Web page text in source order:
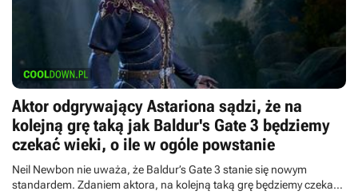
Aktor odgrywający Astariona sądzi, że na
kolejną grę taką jak Baldur's Gate 3 będziemy
czekać wieki, o ile w ogóle powstanie
Neil Newbon nie uważa, że Baldur’s Gate 3 stanie się nowym
standardem. Zdaniem aktora, na kolejną taką grę będziemy czekać